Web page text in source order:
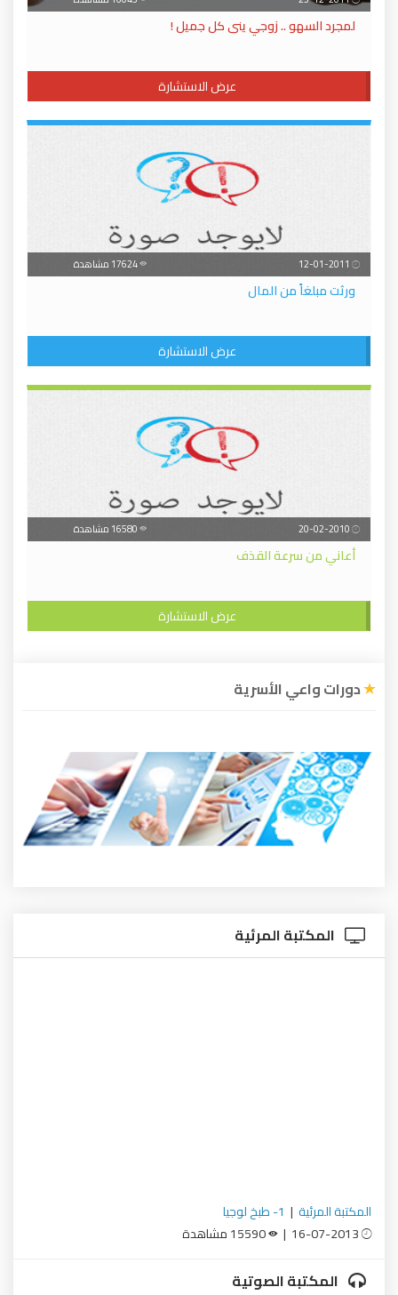
لمجرد السهو .. زوجي ينى كل جميل !
عرض الاستشارة
ورثت مبلغاً من المال
عرض الاستشارة
أعاني من سرعة القذف
عرض الاستشارة
دورات واعي الأسرية
المكتبة المرئية
المكتبة المرئية | 1- طبخ لوجيا
المكتبة الصوتية